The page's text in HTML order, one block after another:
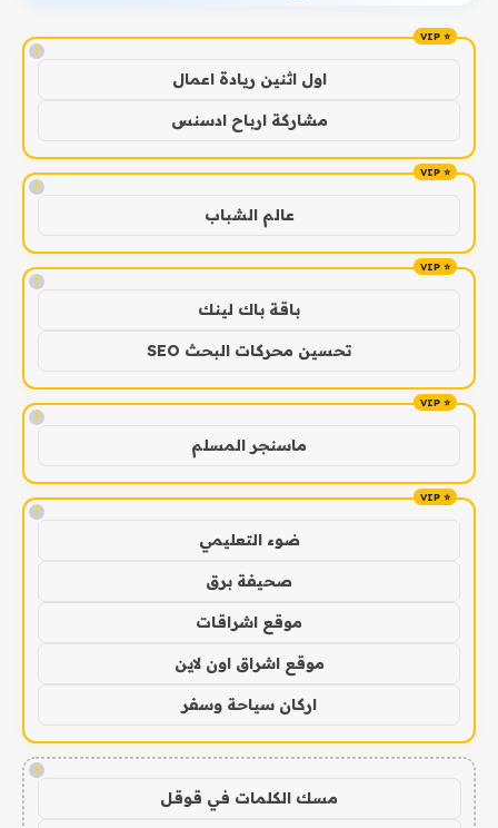
!
اول اثنين ريادة اعمال
مشاركة ارباح ادسنس
!
عالم الشباب
!
باقة باك لينك
تحسين محركات البحث SEO
!
ماسنجر المسلم
!
ضوء التعليمي
صحيفة برق
موقع اشراقات
موقع اشراق اون لاين
اركان سياحة وسفر
!
مسك الكلمات في قوقل